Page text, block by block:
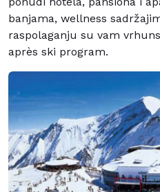
banjama, wellness
raspolaganju su vam
après ski program.